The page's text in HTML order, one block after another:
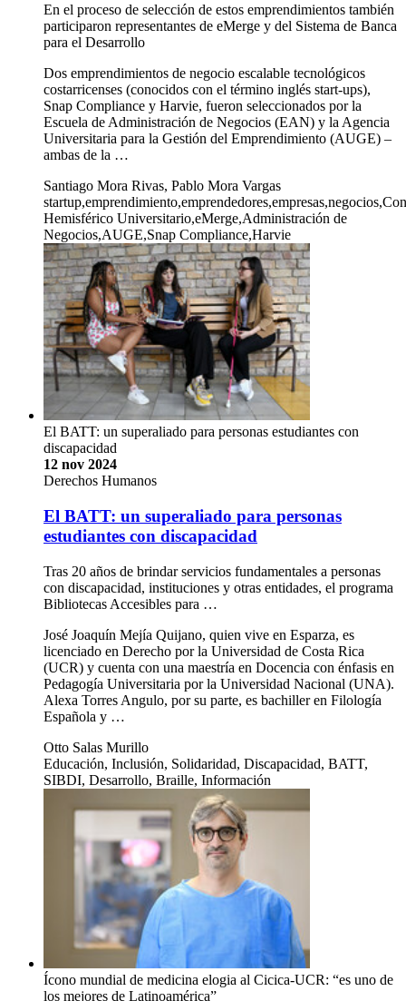
En el proceso de selección de estos emprendimientos también
participaron representantes de eMerge y del Sistema de Banca
para el Desarrollo
Dos emprendimientos de negocio escalable tecnológicos
costarricenses (conocidos con el término inglés start-ups),
Snap Compliance y Harvie, fueron seleccionados por la
Escuela de Administración de Negocios (EAN) y la Agencia
Universitaria para la Gestión del Emprendimiento (AUGE) –
ambas de la …
Santiago Mora Rivas, Pablo Mora Vargas
Hemisférico Universitario,eMerge,Administración de
Negocios,AUGE,Snap Compliance,Harvie
El BATT: un superaliado para personas estudiantes con
discapacidad
12 nov 2024
Derechos Humanos
El BATT: un superaliado para personas
estudiantes con discapacidad
Tras 20 años de brindar servicios fundamentales a personas
con discapacidad, instituciones y otras entidades, el programa
Bibliotecas Accesibles para …
José Joaquín Mejía Quijano, quien vive en Esparza, es
licenciado en Derecho por la Universidad de Costa Rica
(UCR) y cuenta con una maestría en Docencia con énfasis en
Pedagogía Universitaria por la Universidad Nacional (UNA).
Alexa Torres Angulo, por su parte, es bachiller en Filología
Española y …
Otto Salas Murillo
Educación, Inclusión, Solidaridad, Discapacidad, BATT,
SIBDI, Desarrollo, Braille, Información
Ícono mundial de medicina elogia al Cicica-UCR: “es uno de
los mejores de Latinoamérica”